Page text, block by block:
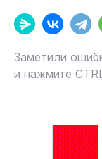
Заметили
и нажмите